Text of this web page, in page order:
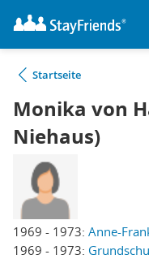
Startseite
Monika von
Niehaus)
1969 - 1973: Anne-
1969 - 1973: